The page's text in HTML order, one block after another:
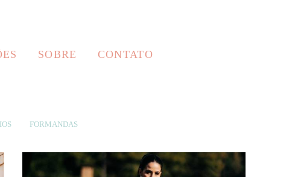
SOBRE CONTATO
FORMANDAS